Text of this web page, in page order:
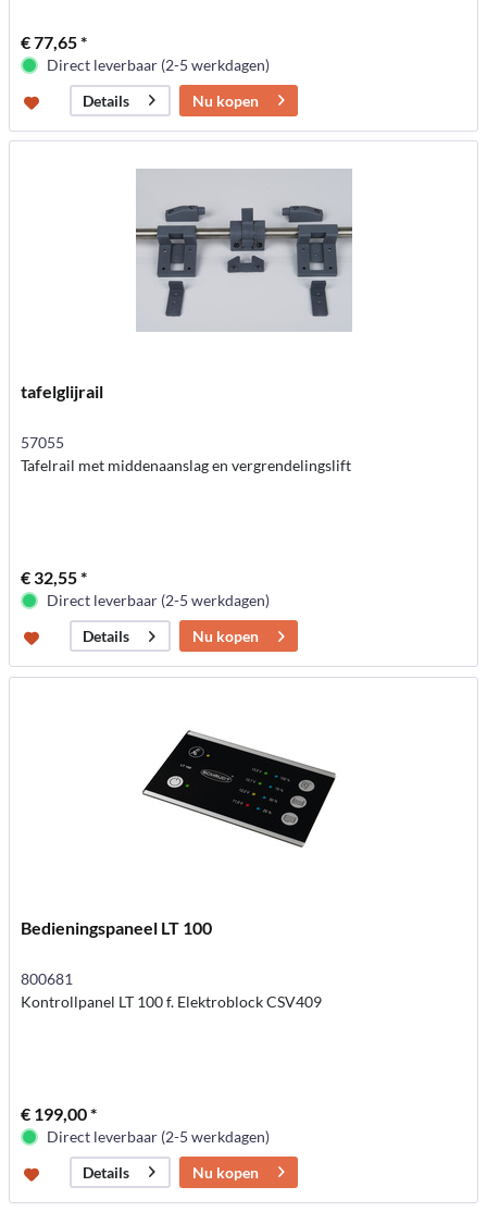
€ 77,65 *
Direct leverbaar (2-5 werkdagen)
Details
Nu kopen
tafelglijrail
57055
Tafelrail met middenaanslag en vergrendelingslift
€ 32,55 *
Direct leverbaar (2-5 werkdagen)
Details
Nu kopen
Bedieningspaneel LT 100
800681
Kontrollpanel LT 100 f. Elektroblock CSV409
€ 199,00 *
Direct leverbaar (2-5 werkdagen)
Details
Nu kopen